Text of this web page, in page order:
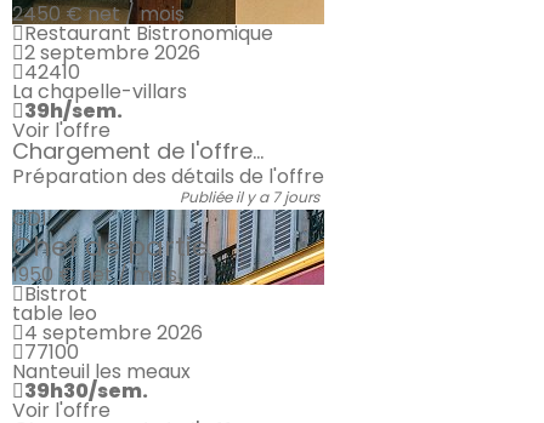
2450 €net / mois
Restaurant Bistronomique
2 septembre 2026
42410
La chapelle-villars
39h/sem.
Voir l'offre
Chargement de l'offre...
Préparation des détails de l'offre
Publiée il y a 7 jours
CDI
Chef de partie
1950 €net / mois
Bistrot
table leo
4 septembre 2026
77100
Nanteuil les meaux
39h30/sem.
Voir l'offre